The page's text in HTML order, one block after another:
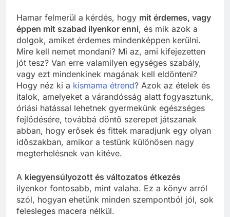
Hamar felmerül a kérdés, hogy mit érdemes, vagy
éppen mit szabad ilyenkor enni, és mik azok a
dolgok, amiket érdemes mindenképpen kerülni.
Mire kell nemet mondani? Mi az, ami kifejezetten
jót tesz? Van erre valamilyen egységes szabály,
vagy ezt mindenkinek magának kell eldönteni?
Hogy néz ki a kismama étrend? Azok az ételek és
italok, amelyeket a várandósság alatt fogyasztunk,
óriási hatással lehetnek gyermekünk egészséges
fejlődésére, továbbá döntő szerepet játszanak
abban, hogy erősek és fittek maradjunk egy olyan
időszakban, amikor a testünk különösen nagy
megterhelésnek van kitéve.
A kiegyensúlyozott és változatos étkezés
ilyenkor fontosabb, mint valaha. Ez a könyv arról
szól, hogyan ehetünk minden szempontból jól, sok
felesleges macera nélkül.